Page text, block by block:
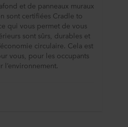
et de panneaux muraux
sont certifiées Cradle to
qui vous permet de vous
sont sûrs, durables et
circulaire. Cela est
vous, pour les occupants
l’environnement.